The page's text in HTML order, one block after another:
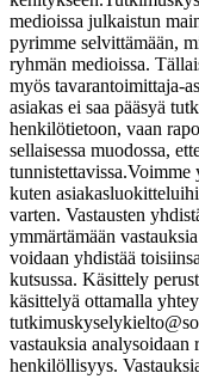
medioissa julkaistun
pyrimme selvittämään,
ryhmän medioissa.
myös tavarantoimittaja-
asiakas ei saa pääsyä
henkilötietoon, vaan
sellaisessa muodossa,
tunnistettavissa.Voimme
kuten
varten. Vastausten
ymmärtämään
voidaan yhdistää
kutsussa. Käsittely
käsittelyä ottamalla
vastauksia analysoidaan
henkilöllisyys.